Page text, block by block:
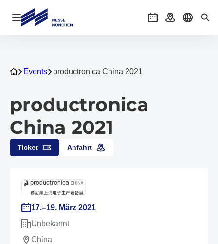
Navigation öffnen Veranstaltungen
AnreiseSprache
Events productronica China 2021
productronica
China 2021
Ticket Anfahrt
17.–19. März 2021
Unbekannt
China